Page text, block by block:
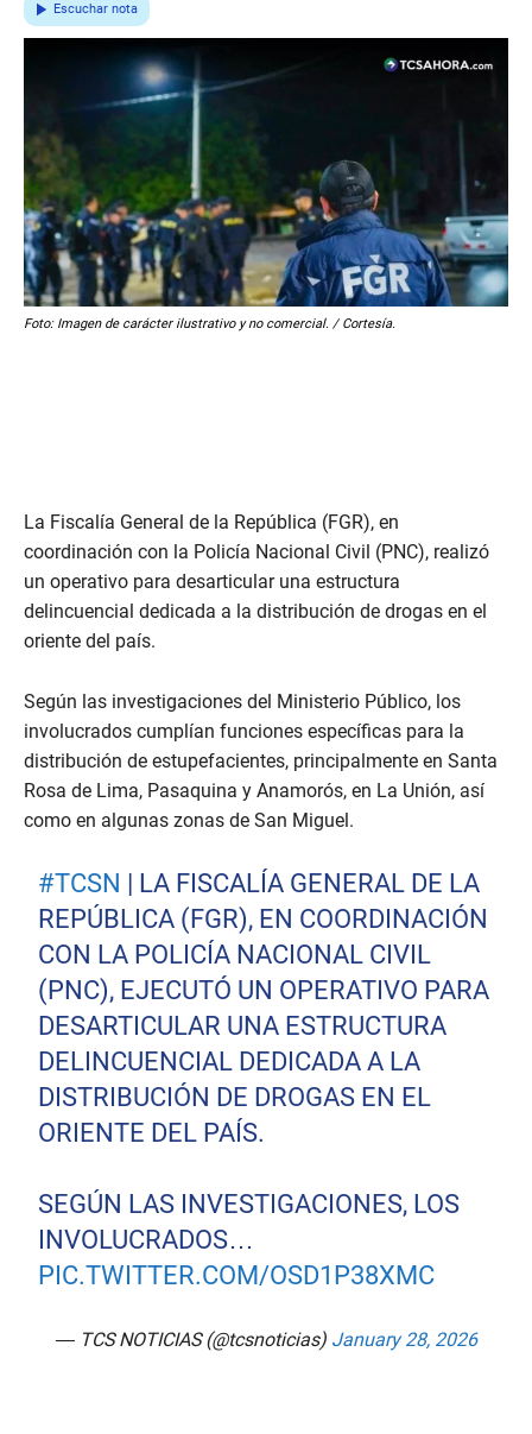
Escuchar nota
Foto: Imagen de carácter ilustrativo y no comercial. / Cortesía.
La Fiscalía General de la República (FGR), en
coordinación con la Policía Nacional Civil (PNC), realizó
un operativo para desarticular una estructura
delincuencial dedicada a la distribución de drogas en el
oriente del país.
Según las investigaciones del Ministerio Público, los
involucrados cumplían funciones específicas para la
distribución de estupefacientes, principalmente en Santa
Rosa de Lima, Pasaquina y Anamorós, en La Unión, así
como en algunas zonas de San Miguel.
#TCSN | LA FISCALÍA GENERAL DE LA
REPÚBLICA (FGR), EN COORDINACIÓN
CON LA POLICÍA NACIONAL CIVIL
(PNC), EJECUTÓ UN OPERATIVO PARA
DESARTICULAR UNA ESTRUCTURA
DELINCUENCIAL DEDICADA A LA
DISTRIBUCIÓN DE DROGAS EN EL
ORIENTE DEL PAÍS.
SEGÚN LAS INVESTIGACIONES, LOS
INVOLUCRADOS…
PIC.TWITTER.COM/OSD1P38XMC
— TCS NOTICIAS (@tcsnoticias) January 28, 2026